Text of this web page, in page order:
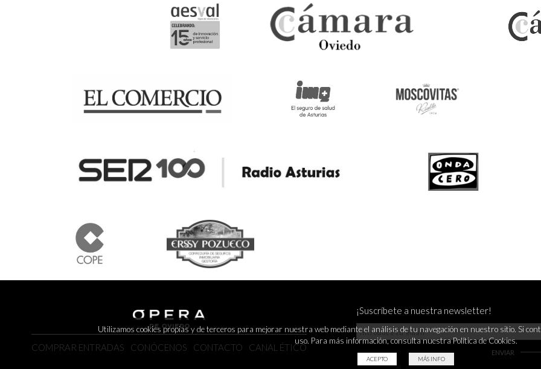
Utilizamos cookies propias y de terceros para mejorar nuestra web mediante el análisis de tu navegación en nuestro sitio. Si
uso. Para más información, consulta nuestra Política de Cookies.
ACEPTO MÁS INFO
COMPRAR ENTRADAS CONÓCENOS CONTACTO CANAL ÉTICO
¡Suscríbete a nuestra newsletter!